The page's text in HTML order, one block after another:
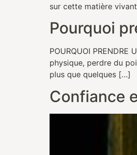
sur cette matière
Pourquoi
POURQUOI
physique, perdre du
plus que quelques […]
Confiance